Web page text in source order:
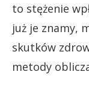
to stężenie
już je znamy,
skutków
metody